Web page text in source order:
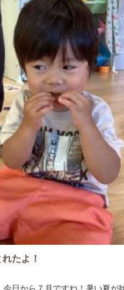
たよ！